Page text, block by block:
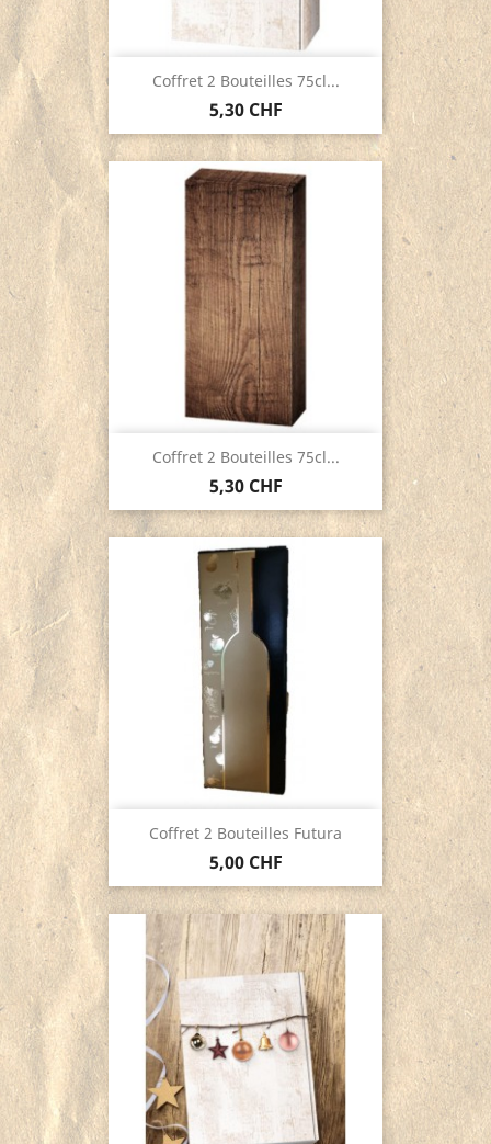
Coffret 2 Bouteilles 75cl...
5,30 CHF
Coffret 2 Bouteilles 75cl...
5,30 CHF
Coffret 2 Bouteilles Futura
5,00 CHF